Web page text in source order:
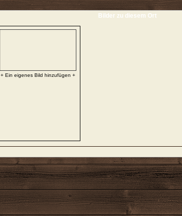
Bilder zu diesem Ort
+ Ein eigenes Bild hinzufügen +